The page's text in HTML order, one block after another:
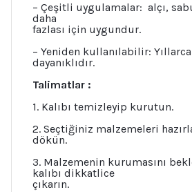
– Çeşitli uygulamalar: alçı,
daha
fazlası için uygundur.
– Yeniden kullanılabilir:
dayanıklıdır.
Talimatlar :
1. Kalıbı temizleyip kurutun.
2. Seçtiğiniz malzemeleri
dökün.
3. Malzemenin kurumasını
kalıbı dikkatlice
çıkarın.